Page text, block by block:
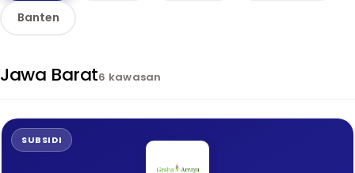
Banten
Jawa Barat6 kawasan
SUBSIDI